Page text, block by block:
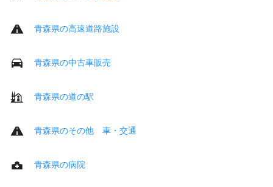
青森県の高速道路施設
青森県の中古車販売
青森県の道の駅
青森県のその他 車・交通
青森県の病院